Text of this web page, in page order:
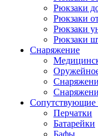
Рюкзаки
Рюкзаки
Рюкзаки
Рюкзаки
Снаряжение
Сопутствующие
Перчатки
Батарейки
Бафы